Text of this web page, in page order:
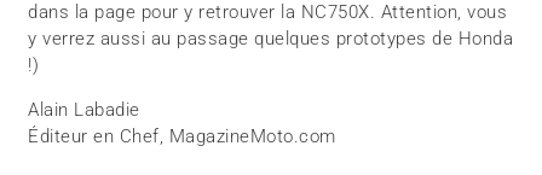
dans la page pour y retrouver la NC750X. Attention, vous
y verrez aussi au passage quelques prototypes de Honda
!)
Alain Labadie
Éditeur en Chef, MagazineMoto.com